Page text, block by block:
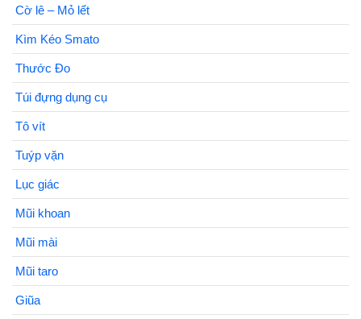
Cờ lê – Mỏ lết
Kìm Kéo Smato
Thước Đo
Túi đựng dụng cụ
Tô vít
Tuýp vặn
Lục giác
Mũi khoan
Mũi mài
Mũi taro
Giũa